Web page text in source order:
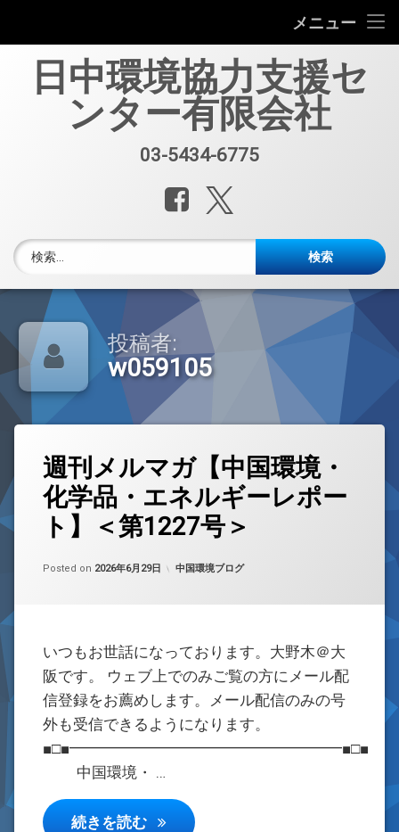
メニュー
中国環境規制対応セミナー（第33回）
中国環境規制対応支援業務紹介
セミナー、資料販売
週刊メルマガ 中国環境・化学品・エネルギーレポート
中文
日中環境協力支援セ
ンター有限会社
03-5434-6775
Facebook
投稿者:
w059105
週刊メルマガ【中国環境・
化学品・エネルギーレポー
ト】＜第1227号＞
Posted on 2026年6月29日
Updated on 2026年6月29日
byw059105
カテゴリー:
中国環境ブログ
いつもお世話になっております。大野木＠大
阪です。 ウェブ上でのみご覧の方にメール配
信登録をお薦めします。メール配信のみの号
外も受信できるようになります。
■□■━━━━━━━━━━━━━━━━━━■□■
中国環境・ …
続きを読む 週刊メルマガ【中国環境・化学品